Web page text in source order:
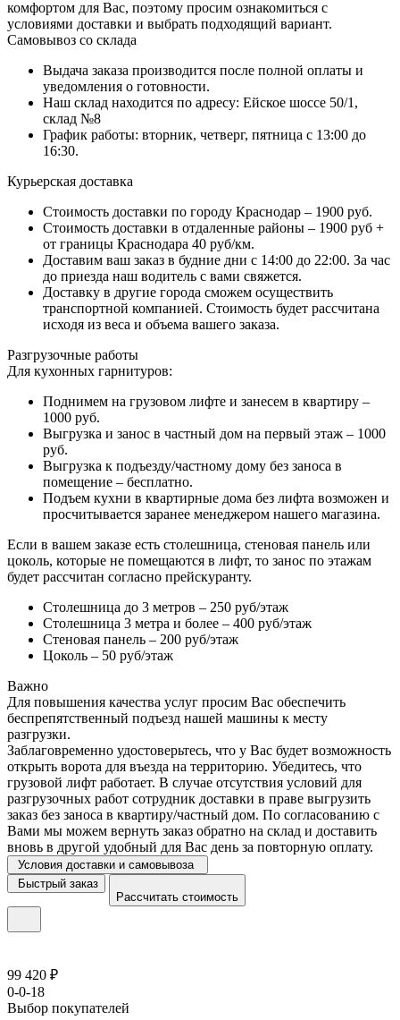
комфортом для Вас, поэтому просим ознакомиться с
условиями доставки и выбрать подходящий вариант.
Самовывоз со склада
Выдача заказа производится после полной оплаты и
уведомления о готовности.
Наш склад находится по адресу: Ейское шоссе 50/1,
склад №8
График работы: вторник, четверг, пятница с 13:00 до
16:30.
Курьерская доставка
Стоимость доставки по городу Краснодар – 1900 руб.
Стоимость доставки в отдаленные районы – 1900 руб +
от границы Краснодара 40 руб/км.
Доставим ваш заказ в будние дни с 14:00 до 22:00. За час
до приезда наш водитель с вами свяжется.
Доставку в другие города сможем осуществить
транспортной компанией. Стоимость будет рассчитана
исходя из веса и объема вашего заказа.
Разгрузочные работы
Для кухонных гарнитуров:
Поднимем на грузовом лифте и занесем в квартиру –
1000 руб.
Выгрузка и занос в частный дом на первый этаж – 1000
руб.
Выгрузка к подъезду/частному дому без заноса в
помещение – бесплатно.
Подъем кухни в квартирные дома без лифта возможен и
просчитывается заранее менеджером нашего магазина.
Если в вашем заказе есть столешница, стеновая панель или
цоколь, которые не помещаются в лифт, то занос по этажам
будет рассчитан согласно прейскуранту.
Столешница до 3 метров – 250 руб/этаж
Столешница 3 метра и более – 400 руб/этаж
Стеновая панель – 200 руб/этаж
Цоколь – 50 руб/этаж
Важно
Для повышения качества услуг просим Вас обеспечить
беспрепятственный подъезд нашей машины к месту
разгрузки.
Заблаговременно удостоверьтесь, что у Вас будет возможность
открыть ворота для въезда на территорию. Убедитесь, что
грузовой лифт работает. В случае отсутствия условий для
разгрузочных работ сотрудник доставки в праве выгрузить
заказ без заноса в квартиру/частный дом. По согласованию с
Вами мы можем вернуть заказ обратно на склад и доставить
вновь в другой удобный для Вас день за повторную оплату.
Условия доставки и самовывоза
Быстрый заказ
Рассчитать стоимость
99 420 ₽
0-0-18
Выбор покупателей